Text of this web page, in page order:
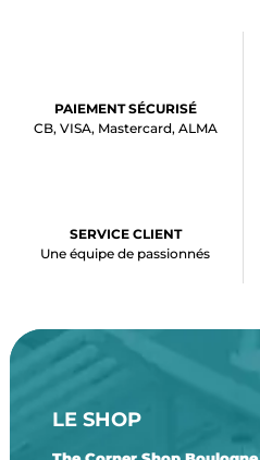
PAIEMENT SÉCURISÉ
CB, VISA, Mastercard, ALMA
SERVICE CLIENT
Une équipe de passionnés
LE SHOP